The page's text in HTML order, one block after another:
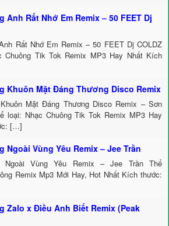
Anh Rất Nhớ Em Remix – 50 FEET Dj
Rất Nhớ Em Remix – 50 FEET Dj COLDZ
Chuông Tik Tok Remix MP3 Hay Nhất Kích
Khuôn Mặt Đáng Thương Disco Remix
Mặt Đáng Thương Disco Remix – Sơn
loại: Nhạc Chuông Tik Tok Remix MP3 Hay
[…]
Ngoài Vùng Yêu Remix – Jee Trần
Ngoài Vùng Yêu Remix – Jee Trần Thể
Remix Mp3 Mới Hay, Hot Nhất Kích thước:
Zalo x Điều Anh Biết Remix (Peak